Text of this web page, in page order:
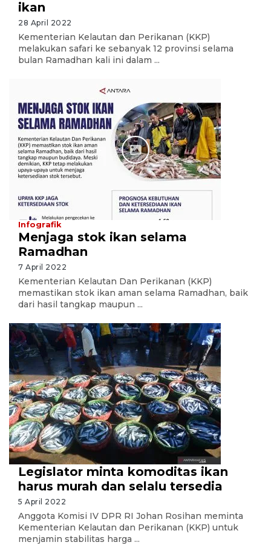
ikan
28 April 2022
Kementerian Kelautan dan Perikanan (KKP)
melakukan safari ke sebanyak 12 provinsi selama
bulan Ramadhan kali ini dalam ...
Infografik
Menjaga stok ikan selama
Ramadhan
7 April 2022
Kementerian Kelautan Dan Perikanan (KKP)
memastikan stok ikan aman selama Ramadhan, baik
dari hasil tangkap maupun ...
Legislator minta komoditas ikan
harus murah dan selalu tersedia
5 April 2022
Anggota Komisi IV DPR RI Johan Rosihan meminta
Kementerian Kelautan dan Perikanan (KKP) untuk
menjamin stabilitas harga ...